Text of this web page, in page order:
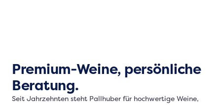
Premium-Weine, persönliche
Beratung.
Seit Jahrzehnten steht Pallhuber für hochwertige Weine,